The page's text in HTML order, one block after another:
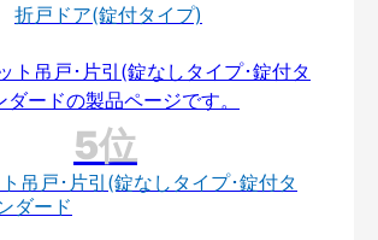
折戸ドア(錠付タイプ)
吊戸･片引(錠なしタイプ･錠付タ
ダード